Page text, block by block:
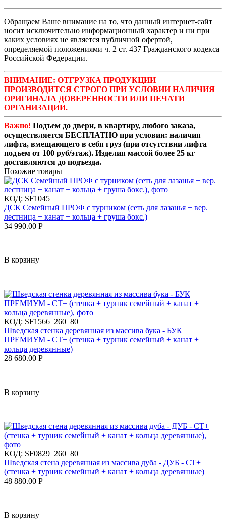
Обращаем Ваше внимание на то, что данный интернет-сайт
носит исключительно информационный характер и ни при
каких условиях не является публичной офертой,
определяемой положениями ч. 2 ст. 437 Гражданского кодекса
Российской Федерации.
ВНИМАНИЕ: ОТГРУЗКА ПРОДУКЦИИ
ПРОИЗВОДИТСЯ СТРОГО ПРИ УСЛОВИИ НАЛИЧИЯ
ОРИГИНАЛА ДОВЕРЕННОСТИ ИЛИ ПЕЧАТИ
ОРГАНИЗАЦИИ.
Важно! Подъем до двери, в квартиру, любого заказа,
осуществляется БЕСПЛАТНО при условии: наличия
лифта, вмещающего в себя груз (при отсутствии лифта
подъем от 100 руб/этаж). Изделия массой более 25 кг
доставляются до подъезда.
Похожие товары
КОД: SF1045
ДСК Семейный ПРОФ с турником (сеть для лазанья + вер.
лестница + канат + кольца + груша бокс.)
34 990.00 Р
В корзину
КОД: SF1566_260_80
Шведская стенка деревянная из массива бука - БУК
ПРЕМИУМ - СТ+ (стенка + турник семейный + канат +
кольца деревянные)
28 680.00 Р
В корзину
КОД: SF0829_260_80
Шведская стена деревянная из массива дуба - ДУБ - СТ+
(стенка + турник семейный + канат + кольца деревянные)
48 880.00 Р
В корзину